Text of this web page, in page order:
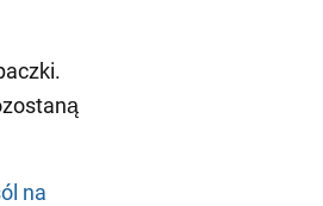
na